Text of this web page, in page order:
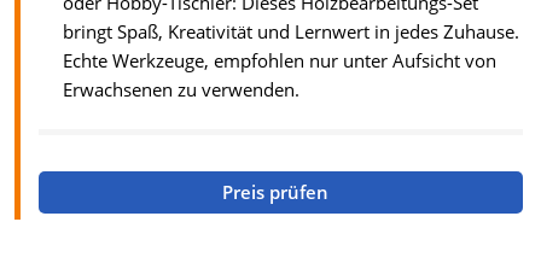
bringt Spaß, Kreativität und Lernwert in jedes Zuhause.
Echte Werkzeuge, empfohlen nur unter Aufsicht von
Erwachsenen zu verwenden.
Preis prüfen